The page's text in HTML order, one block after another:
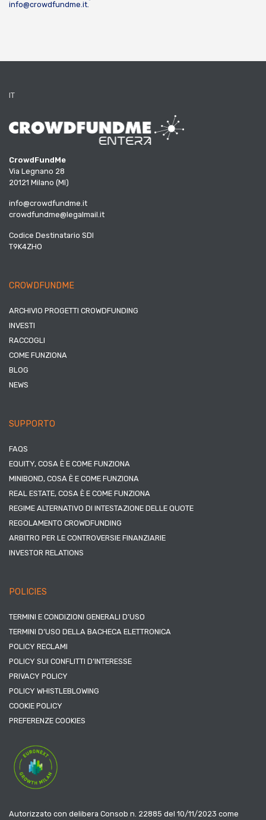
info@crowdfundme.it.
IT
CrowdFundMe
Via Legnano 28
20121 Milano (MI)
info@crowdfundme.it
crowdfundme@legalmail.it
Codice Destinatario SDI
T9K4ZHO
CROWDFUNDME
ARCHIVIO PROGETTI CROWDFUNDING
INVESTI
RACCOGLI
COME FUNZIONA
BLOG
NEWS
SUPPORTO
FAQS
EQUITY, COSA È E COME FUNZIONA
MINIBOND, COSA È E COME FUNZIONA
REAL ESTATE, COSA È E COME FUNZIONA
REGIME ALTERNATIVO DI INTESTAZIONE DELLE QUOTE
REGOLAMENTO CROWDFUNDING
ARBITRO PER LE CONTROVERSIE FINANZIARIE
INVESTOR RELATIONS
POLICIES
TERMINI E CONDIZIONI GENERALI D’USO
TERMINI D’USO DELLA BACHECA ELETTRONICA
POLICY RECLAMI
POLICY SUI CONFLITTI D’INTERESSE
PRIVACY POLICY
POLICY WHISTLEBLOWING
COOKIE POLICY
PREFERENZE COOKIES
Autorizzato con delibera Consob n. 22885 del 10/11/2023 come